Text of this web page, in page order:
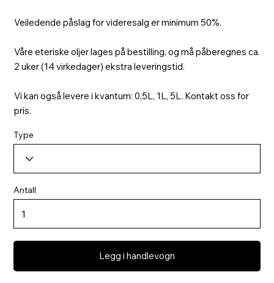
Veiledende påslag for videresalg er minimum 50%.
Våre eteriske oljer lages på bestilling, og må påberegnes ca.
2 uker (14 virkedager) ekstra leveringstid.
Vi kan også levere i kvantum: 0,5L, 1L, 5L. Kontakt oss for
pris.
Type
Antall
Legg i handlevogn